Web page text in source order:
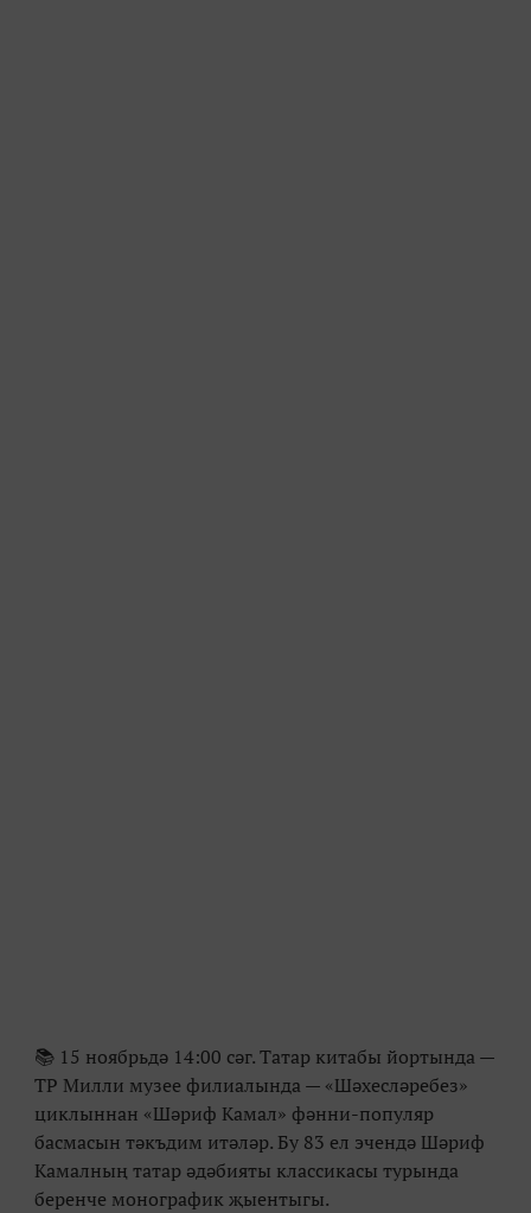
📚 15 ноябрьдә 14:00 сәг. Татар китабы йортында —
ТР Милли музее филиалында — «Шәхесләребез»
циклыннан «Шәриф Камал» фәнни-популяр
басмасын тәкъдим итәләр. Бу 83 ел эчендә Шәриф
Камалның татар әдәбияты классикасы турында
беренче монографик җыентыгы.